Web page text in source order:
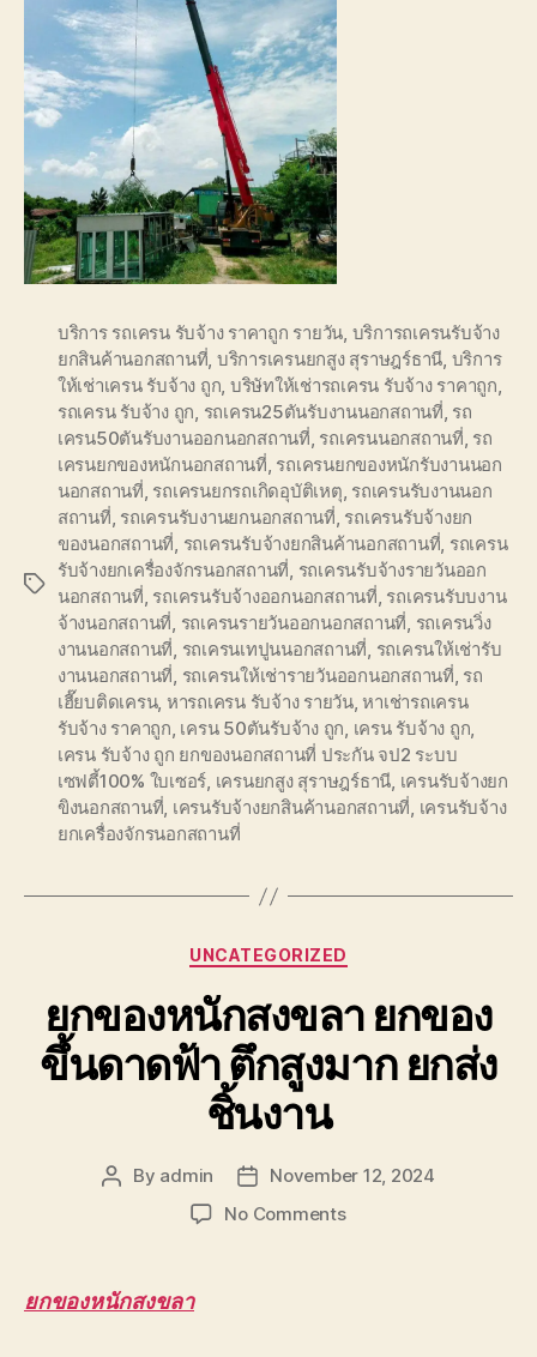
Tags
บริการ รถเครน รับจ้าง ราคาถูก รายวัน, บริการถเครนรับจ้าง
ยกสินค้านอกสถานที่, บริการเครนยกสูง สุราษฎร์ธานี, บริการ
ให้เช่าเครน รับจ้าง ถูก, บริษัทให้เช่ารถเครน รับจ้าง ราคาถูก,
รถเครน รับจ้าง ถูก, รถเครน25ตันรับงานนอกสถานที่, รถ
เครน50ตันรับงานออกนอกสถานที่, รถเครนนอกสถานที่, รถ
เครนยกของหนักนอกสถานที่, รถเครนยกของหนักรับงานนอก
นอกสถานที่, รถเครนยกรถเกิดอุบัติเหตุ, รถเครนรับงานนอก
สถานที่, รถเครนรับงานยกนอกสถานที่, รถเครนรับจ้างยก
ของนอกสถานที่, รถเครนรับจ้างยกสินค้านอกสถานที่, รถเครน
รับจ้างยกเครื่องจักรนอกสถานที่, รถเครนรับจ้างรายวันออก
นอกสถานที่, รถเครนรับจ้างออกนอกสถานที่, รถเครนรับบงาน
จ้างนอกสถานที่, รถเครนรายวันออกนอกสถานที่, รถเครนวิ่ง
งานนอกสถานที่, รถเครนเทปูนนอกสถานที่, รถเครนให้เช่ารับ
งานนอกสถานที่, รถเครนให้เช่ารายวันออกนอกสถานที่, รถ
เฮี๊ยบติดเครน, หารถเครน รับจ้าง รายวัน,หาเช่ารถเครน
รับจ้าง ราคาถูก, เครน 50ตันรับจ้าง ถูก, เครน รับจ้าง ถูก,
เครน รับจ้าง ถูก ยกของนอกสถานที่ ประกัน จป2 ระบบ
เซฟตี้100% ใบเซอร์, เครนยกสูง สุราษฎร์ธานี, เครนรับจ้างยก
ขิงนอกสถานที่, เครนรับจ้างยกสินค้านอกสถานที่, เครนรับจ้าง
ยกเครื่องจักรนอกสถานที่
Categories
UNCATEGORIZED
ยกของหนักสงขลา ยกของ
ขึ้นดาดฟ้า ตึกสูงมาก ยกส่ง
ชิ้นงาน
Post
By admin
Post
date
November 12, 2024
No Commentson
ยกของหนักสงขลา